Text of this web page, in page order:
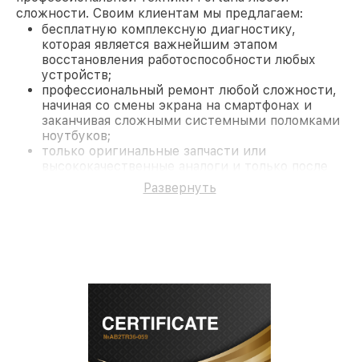
сложности. Своим клиентам мы предлагаем:
бесплатную комплексную диагностику,
которая является важнейшим этапом
восстановления работоспособности любых
устройств;
профессиональный ремонт любой сложности,
начиная со смены экрана на смартфонах и
заканчивая сложными системными поломками
ноутбуков;
только оригинальные запчасти или
согласования с клиентом.
На все работы и замененные комплектующие
безупречной репутацией;
современное оборудование и
лицензированное ПО в ремонтно-
Развернуть